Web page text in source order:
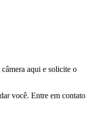
aqui e solicite o
você. Entre em contato